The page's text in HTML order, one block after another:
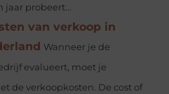
jaar probeert...
van verkoop in
Wanneer je de
evalueert, moet je
de verkoopkosten. De cost of